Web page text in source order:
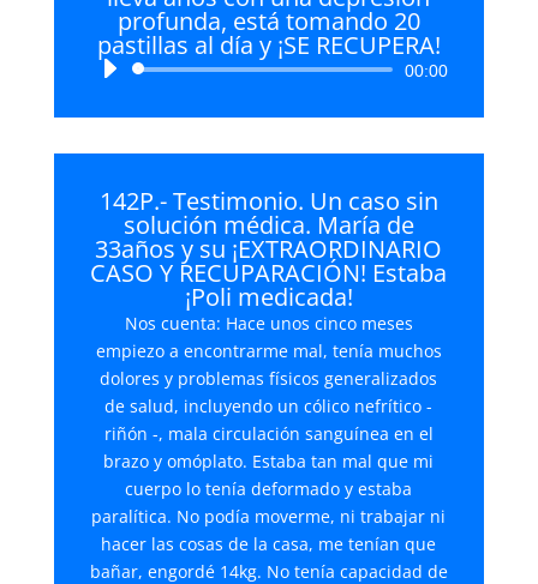
profunda, está tomando 20
pastillas al día y ¡SE RECUPERA!
Reproductor
audio
00:00
142P.- Testimonio. Un caso sin
solución médica. María de
33años y su ¡EXTRAORDINARIO
CASO Y RECUPARACIÓN! Estaba
¡Poli medicada!
Nos cuenta: Hace unos cinco meses
empiezo a encontrarme mal, tenía muchos
dolores y problemas físicos generalizados
de salud, incluyendo un cólico nefrítico -
riñón -, mala circulación sanguínea en el
brazo y omóplato. Estaba tan mal que mi
cuerpo lo tenía deformado y estaba
paralítica. No podía moverme, ni trabajar ni
hacer las cosas de la casa, me tenían que
bañar, engordé 14kg. No tenía capacidad de